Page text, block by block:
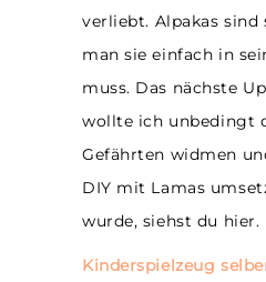
verliebt. Alpakas sind
man sie einfach in
muss. Das nächste
wollte ich unbedingt
Gefährten widmen
DIY mit Lamas
wurde, siehst du hier.
Kinderspielzeug